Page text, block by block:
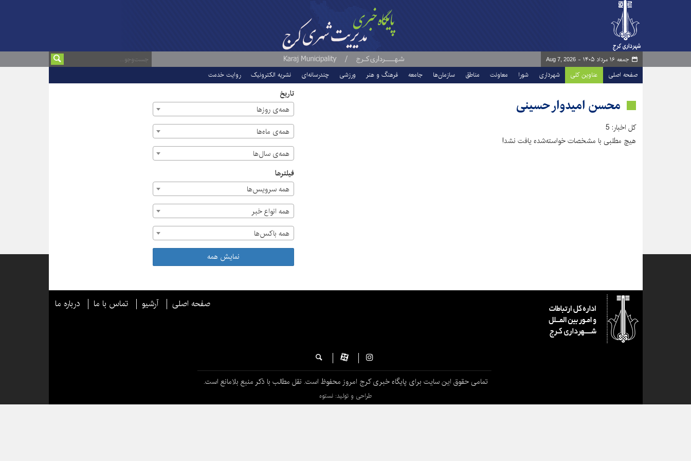
جمعه ۱۶ مرداد ۱۴۰۵ - Aug 7, 2026
صفحه اصلی عناوین کلی شهرداری شورا معاونت مناطق سازمان‌ها جامعه فرهنگ و هنر ورزشی چندرسانه‌ای نشریه الکترونیک روایت خدمت
محسن امیدوار حسینی
کل اخبار: 5
هیچ مطلبی با مشخصات خواسته‌شده یافت نشد!
تاریخ
همه‌ی روزها
همه‌ی ماه‌ها
همه‌ی سال‌ها
فیلترها
همه سرویس‌ها
همه انواع خبر
همه باکس‌ها
نمایش همه
صفحه اصلی آرشیو تماس با ما درباره ما
تمامی حقوق این سایت برای پایگاه خبری کرج امروز محفوظ است. نقل مطالب با ذکر منبع بلامانع است.
طراحی و تولید: نستوه